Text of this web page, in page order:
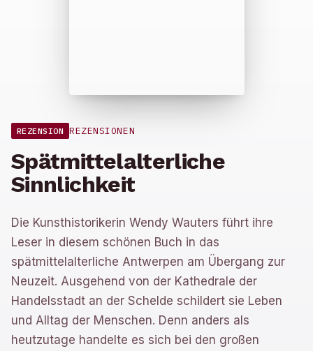
REZENSION REZENSIONEN
Spätmittelalterliche
Sinnlichkeit
Die Kunsthistorikerin Wendy Wauters führt ihre
Leser in diesem schönen Buch in das
spätmittelalterliche Antwerpen am Übergang zur
Neuzeit. Ausgehend von der Kathedrale der
Handelsstadt an der Schelde schildert sie Leben
und Alltag der Menschen. Denn anders als
heutzutage handelte es sich bei den großen